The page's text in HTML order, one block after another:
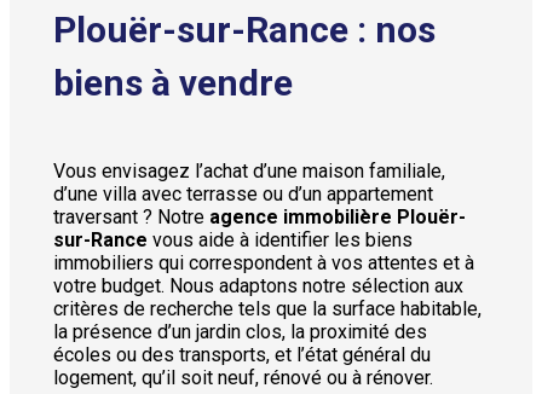
Plouër-sur-Rance : nos
biens à vendre
Vous envisagez l’achat d’une maison familiale,
d’une villa avec terrasse ou d’un appartement
traversant ? Notre agence immobilière Plouër-
sur-Rance vous aide à identifier les biens
immobiliers qui correspondent à vos attentes et à
votre budget. Nous adaptons notre sélection aux
critères de recherche tels que la surface habitable,
la présence d’un jardin clos, la proximité des
écoles ou des transports, et l’état général du
logement, qu’il soit neuf, rénové ou à rénover.